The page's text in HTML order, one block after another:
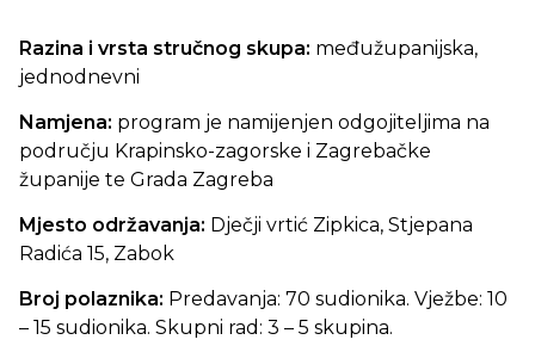
Razina i vrsta stručnog skupa: međužupanijska,
jednodnevni
Namjena: program je namijenjen odgojiteljima na
području Krapinsko-zagorske i Zagrebačke
županije te Grada Zagreba
Mjesto održavanja: Dječji vrtić Zipkica, Stjepana
Radića 15, Zabok
Broj polaznika: Predavanja: 70 sudionika. Vježbe: 10
– 15 sudionika. Skupni rad: 3 – 5 skupina.